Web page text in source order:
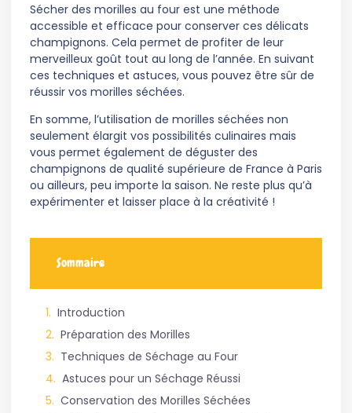
Sécher des morilles au four est une méthode
accessible et efficace pour conserver ces délicats
champignons. Cela permet de profiter de leur
merveilleux goût tout au long de l’année. En suivant
ces techniques et astuces, vous pouvez être sûr de
réussir vos morilles séchées.
En somme, l’utilisation de morilles séchées non
seulement élargit vos possibilités culinaires mais
vous permet également de déguster des
champignons de qualité supérieure de France à Paris
ou ailleurs, peu importe la saison. Ne reste plus qu’à
expérimenter et laisser place à la créativité !
Sommaire
Introduction
Préparation des Morilles
Techniques de Séchage au Four
Astuces pour un Séchage Réussi
Conservation des Morilles Séchées